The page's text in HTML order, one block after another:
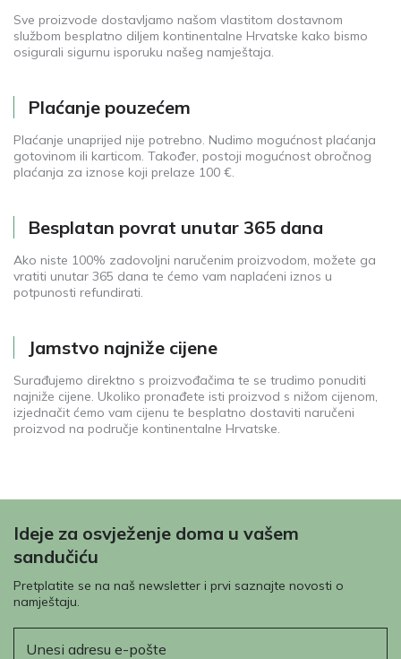
Sve proizvode dostavljamo našom vlastitom dostavnom
službom besplatno diljem kontinentalne Hrvatske kako bismo
osigurali sigurnu isporuku našeg namještaja.
Plaćanje pouzećem
Plaćanje unaprijed nije potrebno. Nudimo mogućnost plaćanja
gotovinom ili karticom. Također, postoji mogućnost obročnog
plaćanja za iznose koji prelaze 100 €.
Besplatan povrat unutar 365 dana
Ako niste 100% zadovoljni naručenim proizvodom, možete ga
vratiti unutar 365 dana te ćemo vam naplaćeni iznos u
potpunosti refundirati.
Jamstvo najniže cijene
Surađujemo direktno s proizvođačima te se trudimo ponuditi
najniže cijene. Ukoliko pronađete isti proizvod s nižom cijenom,
izjednačit ćemo vam cijenu te besplatno dostaviti naručeni
proizvod na područje kontinentalne Hrvatske.
Ideje za osvježenje doma u vašem
sandučiću
Pretplatite se na naš newsletter i prvi saznajte novosti o
namještaju.